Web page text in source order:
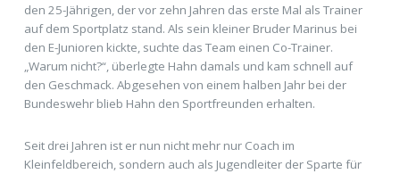
den 25-Jährigen, der vor zehn Jahren das erste Mal als Trainer
auf dem Sportplatz stand. Als sein kleiner Bruder Marinus bei
den E-Junioren kickte, suchte das Team einen Co-Trainer.
„Warum nicht?“, überlegte Hahn damals und kam schnell auf
den Geschmack. Abgesehen von einem halben Jahr bei der
Bundeswehr blieb Hahn den Sportfreunden erhalten.
Seit drei Jahren ist er nun nicht mehr nur Coach im
Kleinfeldbereich, sondern auch als Jugendleiter der Sparte für